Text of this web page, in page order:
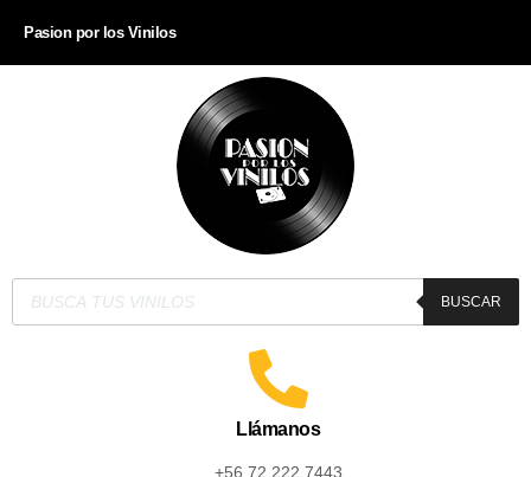
Pasion por los Vinilos
BUSCAR
Llámanos
+56 72 222 7443